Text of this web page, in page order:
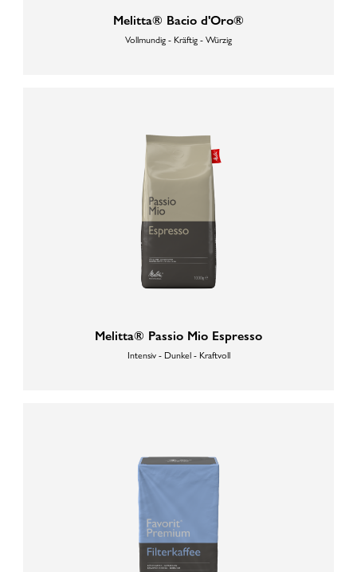
Melitta® Bacio d'Oro®
Vollmundig - Kräftig - Würzig
Melitta® Passio Mio Espresso
Intensiv - Dunkel - Kraftvoll